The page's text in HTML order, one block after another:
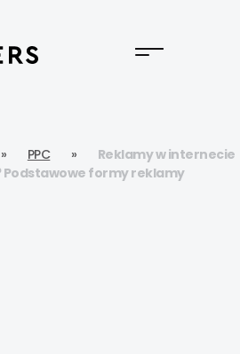
» PPC »
Reklamy w internecie
Podstawowe formy reklamy